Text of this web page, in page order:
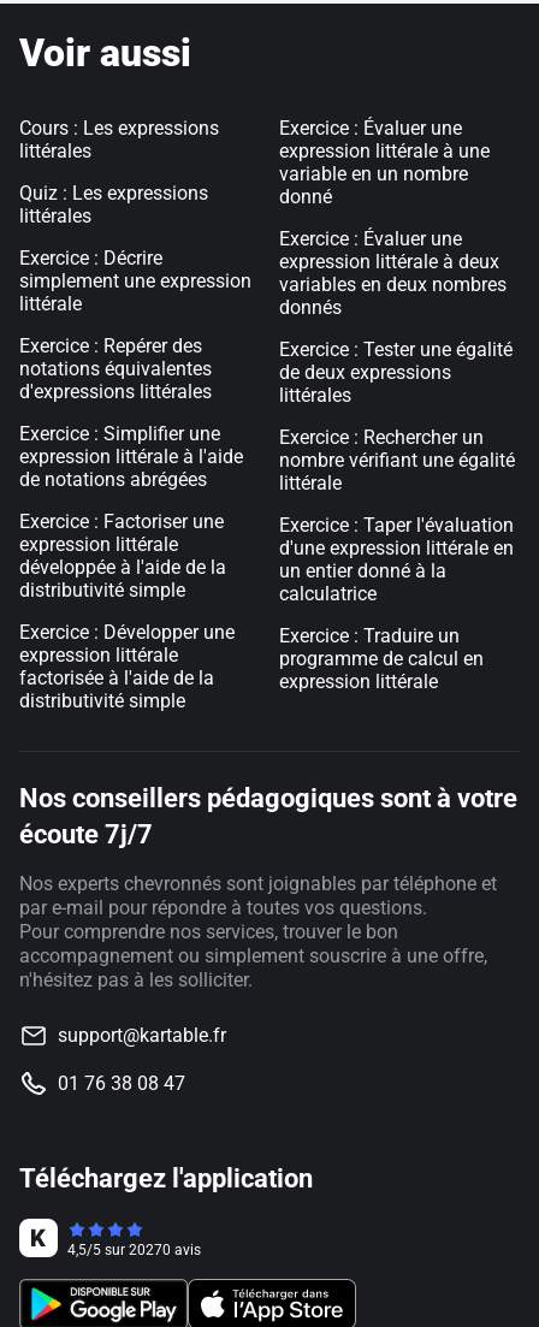
Voir aussi
Cours : Les expressions
littérales
Quiz : Les expressions
littérales
Exercice : Décrire
simplement une expression
littérale
Exercice : Repérer des
notations équivalentes
d'expressions littérales
Exercice : Simplifier une
expression littérale à l'aide
de notations abrégées
Exercice : Factoriser une
expression littérale
développée à l'aide de la
distributivité simple
Exercice : Développer une
expression littérale
factorisée à l'aide de la
distributivité simple
Exercice : Évaluer une
expression littérale à une
variable en un nombre
donné
Exercice : Évaluer une
expression littérale à deux
variables en deux nombres
donnés
Exercice : Tester une égalité
de deux expressions
littérales
Exercice : Rechercher un
nombre vérifiant une égalité
littérale
Exercice : Taper l'évaluation
d'une expression littérale en
un entier donné à la
calculatrice
Exercice : Traduire un
programme de calcul en
expression littérale
Nos conseillers pédagogiques sont à votre
écoute 7j/7
Nos experts chevronnés sont joignables par téléphone et
par e-mail pour répondre à toutes vos questions.
Pour comprendre nos services, trouver le bon
accompagnement ou simplement souscrire à une offre,
n'hésitez pas à les solliciter.
support@kartable.fr
01 76 38 08 47
Téléchargez l'application
4,5/5 sur 20270 avis